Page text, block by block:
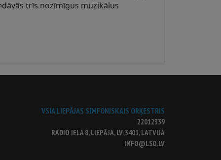
trīs nozīmīgus muzikālus
VSIA LIEPĀJAS SIMFONISKAIS ORĶESTRIS
22012339
RADIO IELA 8, LIEPĀJA, LV-3401, LATVIJA
INFO@LSO.LV